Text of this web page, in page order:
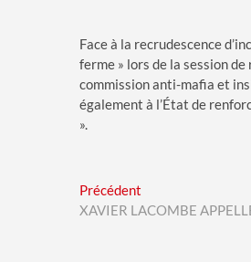
Face à la recrudescence
ferme » lors de la session
commission anti-mafia et
également à l’État de
».
Navigation
de
Précédent
post:
XAVIER LACOMBE